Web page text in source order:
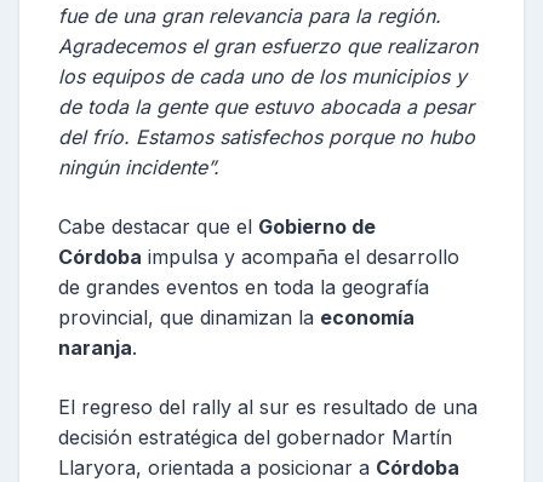
fue de una gran relevancia para la región.
Agradecemos el gran esfuerzo que realizaron
los equipos de cada uno de los municipios y
de toda la gente que estuvo abocada a pesar
del frío. Estamos satisfechos porque no hubo
ningún incidente”.
Cabe destacar que el Gobierno de
Córdoba impulsa y acompaña el desarrollo
de grandes eventos en toda la geografía
provincial, que dinamizan la economía
naranja.
El regreso del rally al sur es resultado de una
decisión estratégica del gobernador Martín
Llaryora, orientada a posicionar a Córdoba